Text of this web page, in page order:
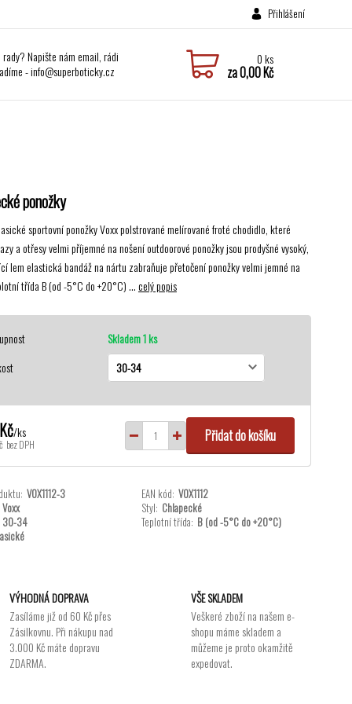
Přihlášení
Napište nám email, rádi
- info@superboticky.cz
0ks
za0,00 Kč
ponožky
sportovní ponožky Voxx polstrované melírované froté chodidlo, které
a otřesy velmi příjemné na nošení outdoorové ponožky jsou prodyšné vysoký,
lem elastická bandáž na nártu zabraňuje přetočení ponožky velmi jemné na
třída B (od -5°C do +20°C) ...celý popis
Skladem 1 ks
/ks
bez DPH Přidat do košíku
VOX1112-3 EAN kód: VOX1112
Voxx Styl: Chlapecké
30-34 Teplotní třída: B (od -5°C do +20°C)
VÝHODNÁ DOPRAVA
Zasíláme již od 60 Kč přes
Zásilkovnu. Při nákupu nad
3.000 Kč máte dopravu
ZDARMA.
VŠE SKLADEM
Veškeré zboží na našem e-
shopu máme skladem a
můžeme je proto okamžitě
expedovat.